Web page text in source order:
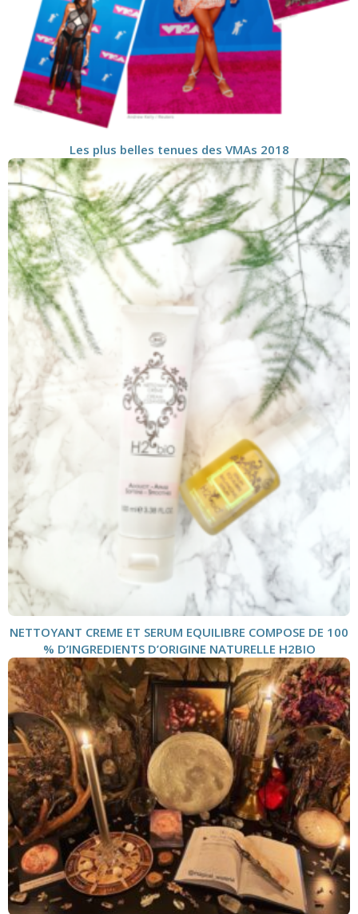
Les plus belles tenues des VMAs 2018
NETTOYANT CREME ET SERUM EQUILIBRE COMPOSE DE 100
% D’INGREDIENTS D’ORIGINE NATURELLE H2BIO